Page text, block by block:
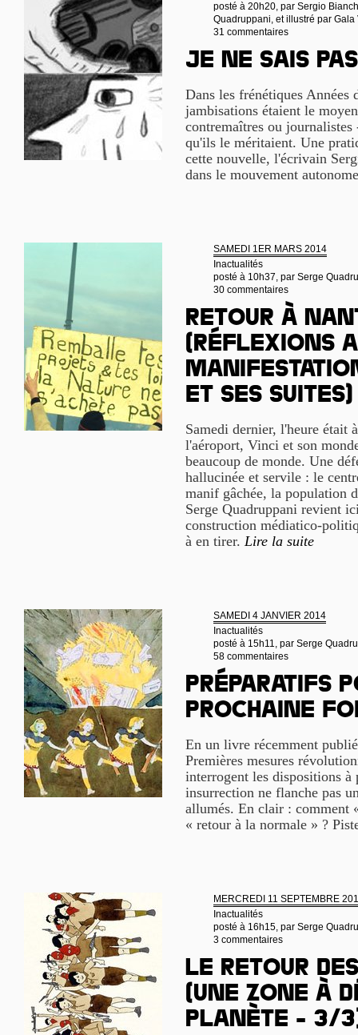
posté à 20h20, par Sergio
Quadruppani, et illustré par Gala
31 commentaires
Je ne sais pas
Dans les frénétiques Années
jambisations étaient le
contremaîtres ou
qu'ils le méritaient. Une
cette nouvelle, l'écrivain
dans le mouvement
SAMEDI 1ER MARS 2014
Inactualités
posté à 10h37, par Serge
30 commentaires
Retour à
(Réflexions
et ses suites)
Samedi dernier, l'heure était
l'aéroport, Vinci et son
beaucoup de monde. Une
hallucinée et servile : le
manif gâchée, la population
Serge Quadruppani revient
construction médiatico-
à en tirer. Lire la suite
SAMEDI 4 JANVIER 2014
Inactualités
posté à 15h11, par Serge
58 commentaires
Préparatifs
prochaine
En un livre récemment
Premières mesures
interrogent les dispositions à
insurrection ne flanche pas
allumés. En clair : comment
« retour à la normale » ?
MERCREDI 11 SEPTEMBRE
Inactualités
posté à 16h15, par Serge
3 commentaires
Le retour
(une Zone à
Planète - 3/